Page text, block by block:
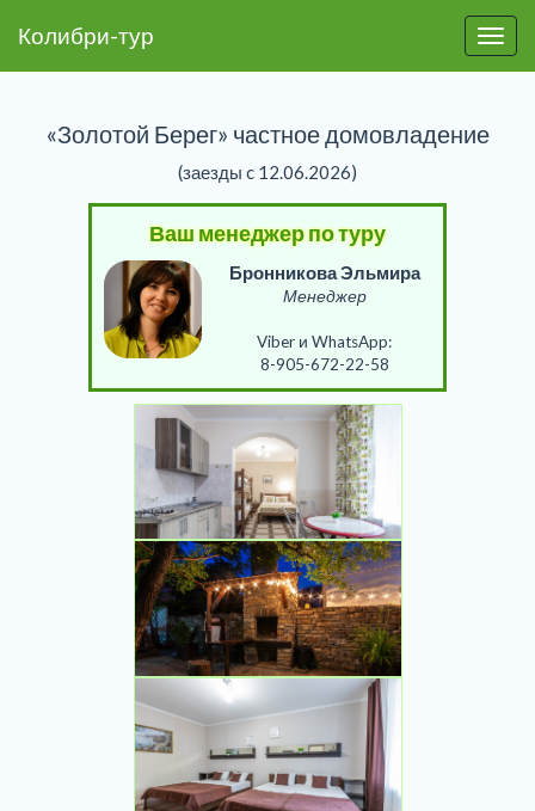
Колибри-тур
«Золотой Берег» частное домовладение
(заезды c 12.06.2026)
Ваш менеджер по туру
Бронникова Эльмира
Менеджер
Viber и WhatsApp:
8-905-672-22-58